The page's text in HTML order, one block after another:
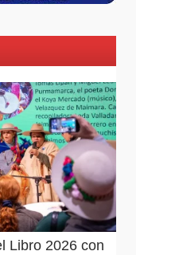
Libro 2026 con